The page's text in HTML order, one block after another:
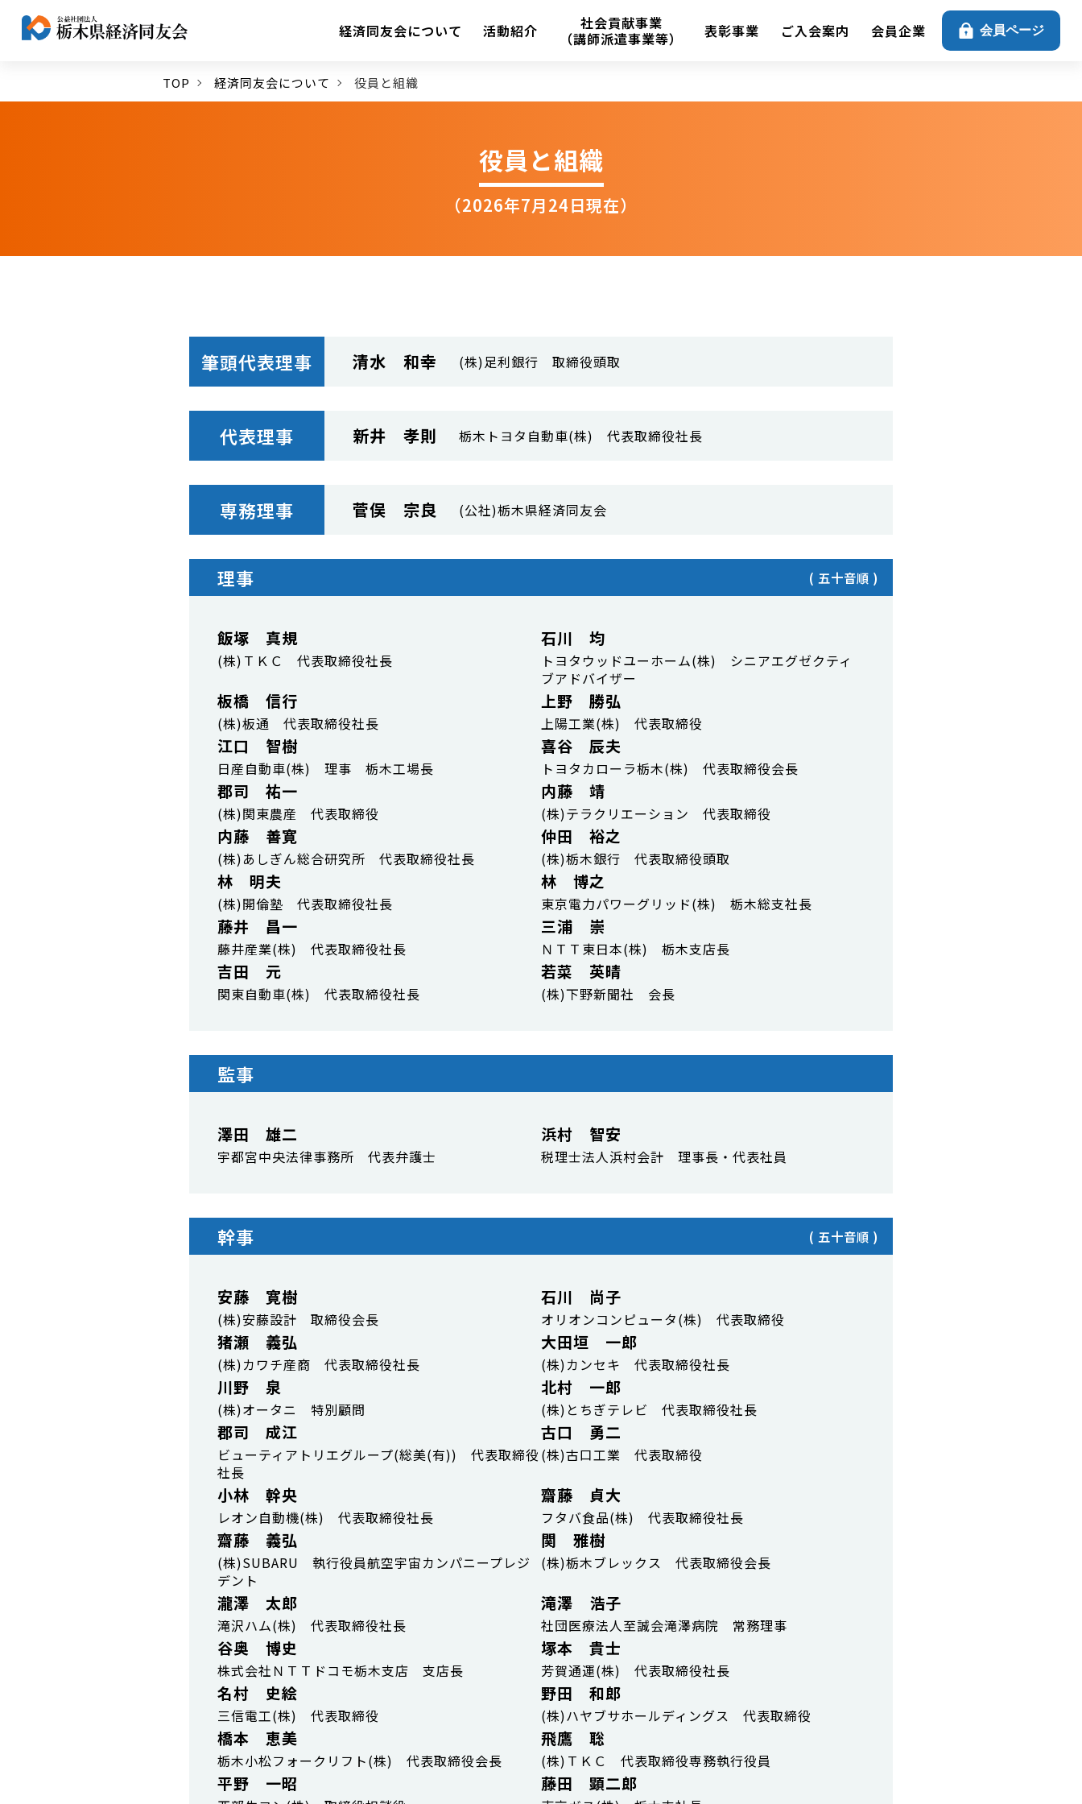
経済同友会について 活動紹介
社会貢献事業
（講師派遣事業等）
表彰事業 ご入会案内 会員企業 会員ページ
TOP 経済同友会について 役員と組織
役員と組織
（2026年7月24日現在）
筆頭代表理事 清水 和幸 (株)足利銀行 取締役頭取
代表理事 新井 孝則 栃木トヨタ自動車(株) 代表取締役社長
専務理事 菅俣 宗良 (公社)栃木県経済同友会
理事
飯塚 真規
(株)ＴＫＣ 代表取締役社長
石川 均
トヨタウッドユーホーム(株) シニアエグゼクティ
ブアドバイザー
板橋 信行
(株)板通 代表取締役社長
上野 勝弘
上陽工業(株) 代表取締役
江口 智樹
日産自動車(株) 理事 栃木工場長
喜谷 辰夫
トヨタカローラ栃木(株) 代表取締役会長
郡司 祐一
(株)関東農産 代表取締役
内藤 靖
(株)テラクリエーション 代表取締役
内藤 善寛
(株)あしぎん総合研究所 代表取締役社長
仲田 裕之
(株)栃木銀行 代表取締役頭取
林 明夫
(株)開倫塾 代表取締役社長
林 博之
東京電力パワーグリッド(株) 栃木総支社長
藤井 昌一
藤井産業(株) 代表取締役社長
三浦 崇
ＮＴＴ東日本(株) 栃木支店長
吉田 元
関東自動車(株) 代表取締役社長
若菜 英晴
(株)下野新聞社 会長
監事
澤田 雄二
宇都宮中央法律事務所 代表弁護士
浜村 智安
税理士法人浜村会計 理事長・代表社員
幹事
安藤 寛樹
(株)安藤設計 取締役会長
石川 尚子
オリオンコンピュータ(株) 代表取締役
猪瀬 義弘
(株)カワチ産商 代表取締役社長
大田垣 一郎
(株)カンセキ 代表取締役社長
川野 泉
(株)オータニ 特別顧問
北村 一郎
(株)とちぎテレビ 代表取締役社長
郡司 成江
ビューティアトリエグループ(総美(有)) 代表取締役
社長
古口 勇二
(株)古口工業 代表取締役
小林 幹央
レオン自動機(株) 代表取締役社長
齋藤 貞大
フタバ食品(株) 代表取締役社長
齋藤 義弘
(株)SUBARU 執行役員航空宇宙カンパニープレジ
デント
関 雅樹
(株)栃木ブレックス 代表取締役会長
瀧澤 太郎
滝沢ハム(株) 代表取締役社長
滝澤 浩子
社団医療法人至誠会滝澤病院 常務理事
谷奥 博史
株式会社ＮＴＴドコモ栃木支店 支店長
塚本 貴士
芳賀通運(株) 代表取締役社長
名村 史絵
三信電工(株) 代表取締役
野田 和郎
(株)ハヤブサホールディングス 代表取締役
橋本 恵美
栃木小松フォークリフト(株) 代表取締役会長
飛鷹 聡
(株)ＴＫＣ 代表取締役専務執行役員
平野 一昭 藤田 顕二郎